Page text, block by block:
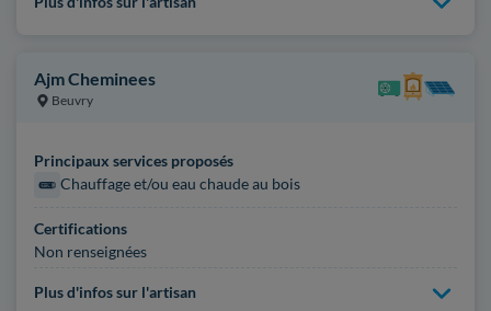
Ajm Cheminees
Beuvry
Principaux services proposés
Chauffage et/ou eau chaude au bois
Certifications
Non renseignées
Plus d'infos sur l'artisan